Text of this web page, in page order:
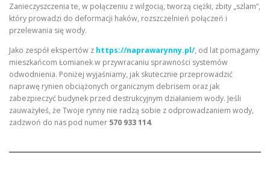
Zanieczyszczenia te, w połączeniu z wilgocią, tworzą ciężki, zbity „szlam”,
który prowadzi do deformacji haków, rozszczelnień połączeń i
przelewania się wody.
Jako zespół ekspertów z https://naprawarynny.pl/, od lat pomagamy
mieszkańcom Łomianek w przywracaniu sprawności systemów
odwodnienia. Poniżej wyjaśniamy, jak skutecznie przeprowadzić
naprawę rynien obciążonych organicznym debrisem oraz jak
zabezpieczyć budynek przed destrukcyjnym działaniem wody. Jeśli
zauważyłeś, że Twoje rynny nie radzą sobie z odprowadzaniem wody,
zadzwoń do nas pod numer 570 933 114.